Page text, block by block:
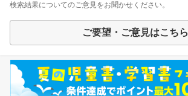
検索結果についてのご意見をお聞かせください。
ご要望・ご意見はこちら